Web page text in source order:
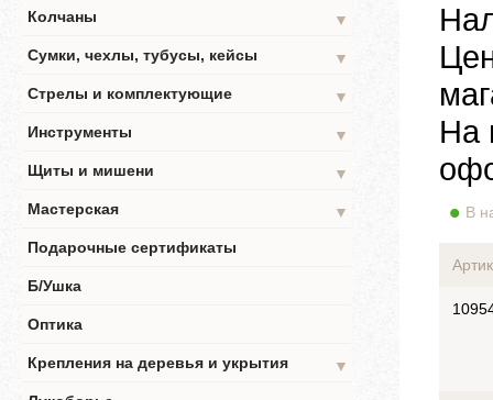
Колчаны
▼
Сумки, чехлы, тубусы, кейсы
▼
Стрелы и комплектующие
▼
Инструменты
▼
Щиты и мишени
▼
Мастерская
▼
Подарочные сертификаты
Б/Ушка
Оптика
Крепления на деревья и укрытия
▼
На
В